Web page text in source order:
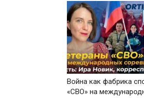
Война как фабрика
«СВО» на